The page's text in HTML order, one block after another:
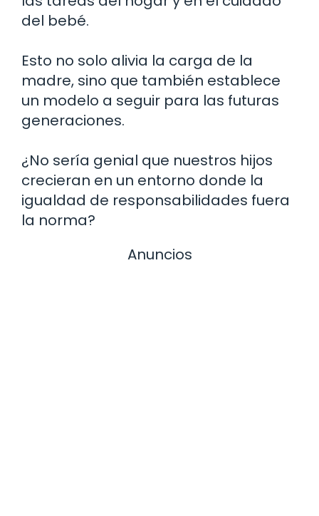
del bebé.
Esto no solo alivia la carga de la
madre, sino que también establece
un modelo a seguir para las futuras
generaciones.
¿No sería genial que nuestros hijos
crecieran en un entorno donde la
igualdad de responsabilidades fuera
la norma?
Anuncios